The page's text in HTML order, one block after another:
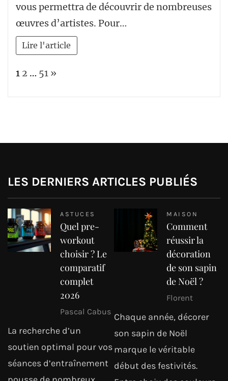
vous permettra de découvrir de nombreuses
œuvres d’artistes. Pour…
Lire l'article
Page:
1 2 … 51 Next
»
LES DERNIERS ARTICLES PUBLIÉS
ASTUCES
Quel pre-
workout
choisir ? Le
comparatif
complet
2026
Pascal Cabus
La recherche d’un
soutien optimal pour vos
séances d’entraînement
MAISON
Comment
réussir la
décoration
de son sapin
de Noël ?
Florent
Chaque année, décorer
son sapin de Noël
marque le véritable
début des festivités.